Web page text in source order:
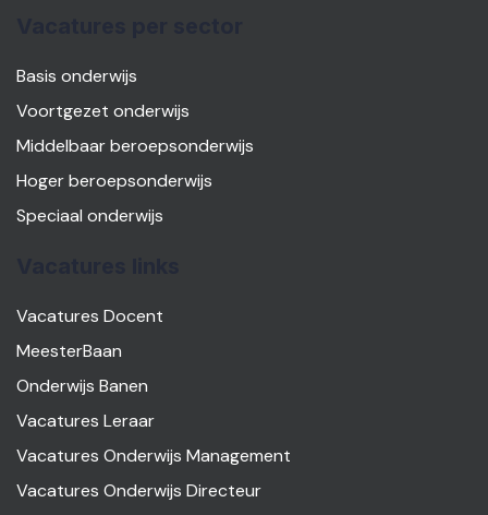
Basis onderwijs
Voortgezet onderwijs
Middelbaar beroepsonderwijs
Hoger beroepsonderwijs
Speciaal onderwijs
Vacatures Docent
MeesterBaan
Onderwijs Banen
Vacatures Leraar
Vacatures Onderwijs Management
Vacatures Onderwijs Directeur